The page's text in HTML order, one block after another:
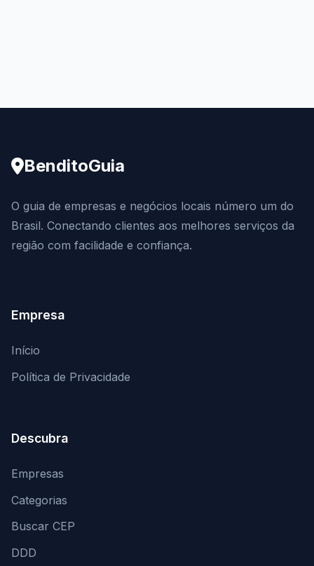
BenditoGuia
O guia de empresas e negócios locais número um do
Brasil. Conectando clientes aos melhores serviços da
região com facilidade e confiança.
Empresa
Início
Política de Privacidade
Descubra
Empresas
Categorias
Buscar CEP
DDD